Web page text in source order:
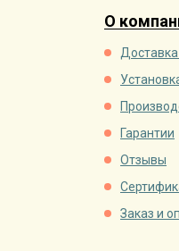
О
Гарантии
Отзывы
Заказ и